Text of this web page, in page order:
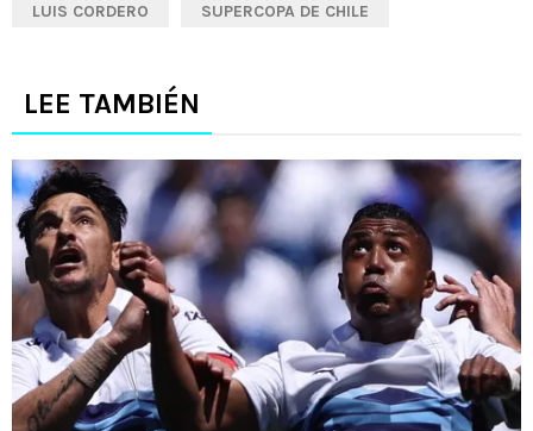
LUIS CORDERO SUPERCOPA DE CHILE
LEE TAMBIÉN